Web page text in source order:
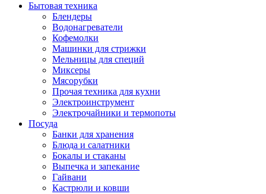
Бытовая техника
Блендеры
Водонагреватели
Кофемолки
Машинки для стрижки
Мельницы для специй
Миксеры
Мясорубки
Прочая техника для кухни
Электроинструмент
Электрочайники и термопоты
Посуда
Банки для хранения
Блюда и салатники
Бокалы и стаканы
Выпечка и запекание
Гайвани
Кастрюли и ковши